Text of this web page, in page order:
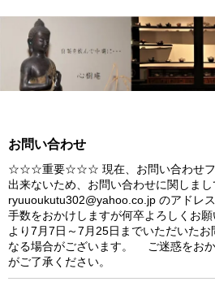
お問い合わせ
☆☆☆重要☆☆☆ 現在、お問い合わせフ
出来ないため、お問い合わせに関しまし
ryuuoukutu302@yahoo.co.jp のアドレ
手数をおかけしますが何卒よろしくお
より7月7日～7月25日までいただいたお
なる場合がございます。 ご迷惑をお
がご了承ください。